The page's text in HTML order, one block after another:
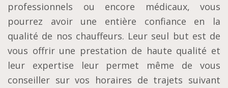
professionnels ou encore médicaux, vous
pourrez avoir une entière confiance en la
qualité de nos chauffeurs. Leur seul but est de
vous offrir une prestation de haute qualité et
leur expertise leur permet même de vous
conseiller sur vos horaires de trajets suivant